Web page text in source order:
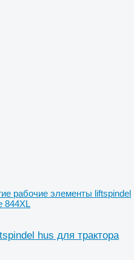
рабочие элементы liftspindel
844XL
hus для трактора